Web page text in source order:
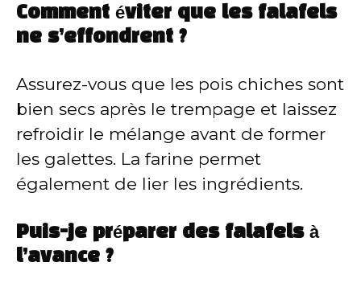
Comment éviter que les falafels
ne s’effondrent ?
Assurez-vous que les pois chiches sont
bien secs après le trempage et laissez
refroidir le mélange avant de former
les galettes. La farine permet
également de lier les ingrédients.
Puis-je préparer des falafels à
l’avance ?